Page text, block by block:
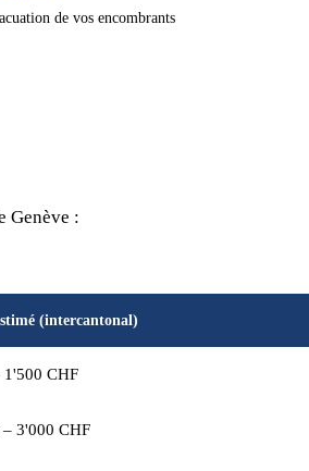
de vos encombrants
Genève :
(intercantonal)
1'500 CHF
– 3'000 CHF